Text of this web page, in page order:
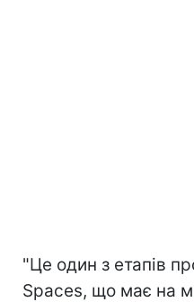
"Це один з етапів
Spaces, що має на